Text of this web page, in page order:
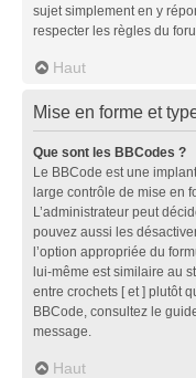
sujet simplement en y
respecter les règles du
Haut
Mise en forme et
Que sont les BBCodes ?
Le BBCode est une
large contrôle de mise en
L’administrateur peut
pouvez aussi les
l’option appropriée du
lui-même est similaire au
entre crochets [ et ] plutôt
BBCode, consultez le
message.
Haut